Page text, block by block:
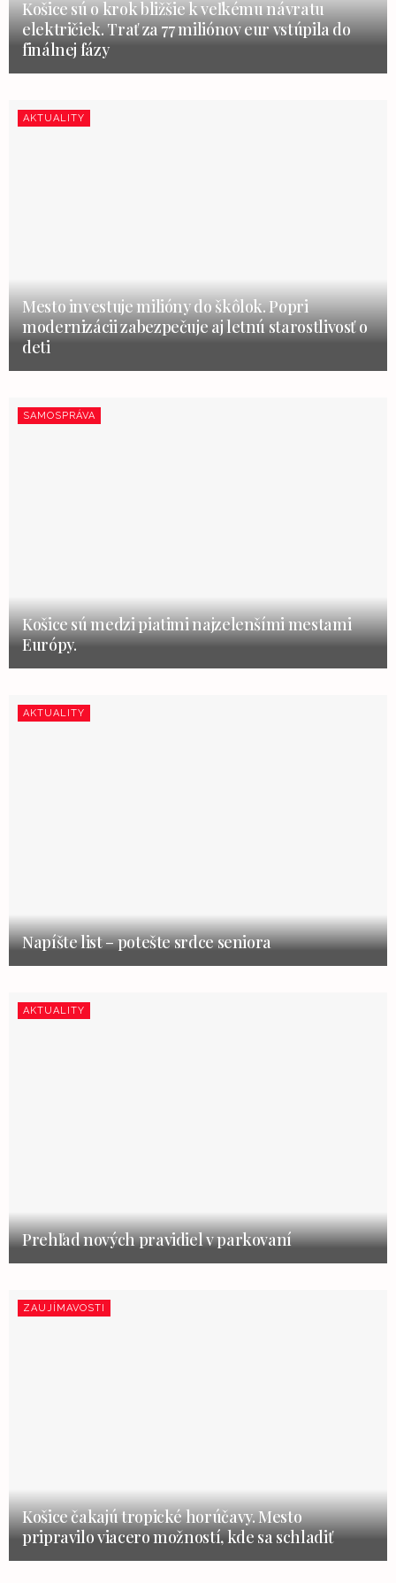
Košice sú o krok bližšie k veľkému návratu
električiek. Trať za 77 miliónov eur vstúpila do
finálnej fázy
AKTUALITY
Mesto investuje milióny do škôlok. Popri
modernizácii zabezpečuje aj letnú starostlivosť o
deti
SAMOSPRÁVA
Košice sú medzi piatimi najzelenšími mestami
Európy.
AKTUALITY
Napíšte list – potešte srdce seniora
AKTUALITY
Prehľad nových pravidiel v parkovaní
ZAUJÍMAVOSTI
Košice čakajú tropické horúčavy. Mesto
pripravilo viacero možností, kde sa schladiť